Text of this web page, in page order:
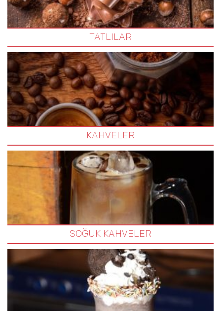
TATLILAR
KAHVELER
SOĞUK KAHVELER